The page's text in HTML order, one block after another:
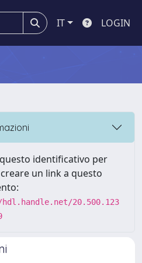
IT LOGIN
identificativo per
un link a questo
20.500.123